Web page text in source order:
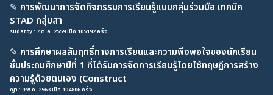
✎ การพัฒนาการจัดกิจกรรมการเรียนรู้แบบกลุ่มร่วมมือ เทคนิค
STAD กลุ่มสา
sudatoy : 7 ต.ค. 2559 เปิด 105192 ครั้ง
✎ การศึกษาผลสัมฤทธิ์ทางการเรียนและความพึงพอใจของนักเรียน
ชั้นประถมศึกษาปีที่ 1 ที่ได้รับการจัดการเรียนรู้โดยใช้ทฤษฎีการสร้าง
ความรู้ด้วยตนเอง (Construct
ญา : 9 พ.ค. 2563 เปิด 104806 ครั้ง